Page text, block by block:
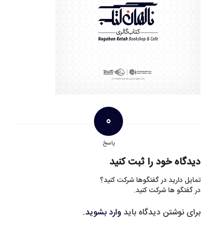
0
پاسخ
دیدگاه خود را ثبت کنید
تمایل دارید در گفتگوها شرکت کنید؟
در گفتگو ها شرکت کنید.
برای نوشتن دیدگاه بایدوارد بشوید.